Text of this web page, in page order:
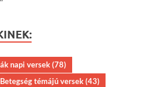
napi versek(78)
Betegség témájú versek(43)